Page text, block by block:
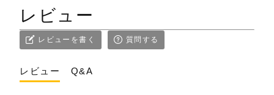
レビュー
レビューを書く 質問する
レビュー Q&A